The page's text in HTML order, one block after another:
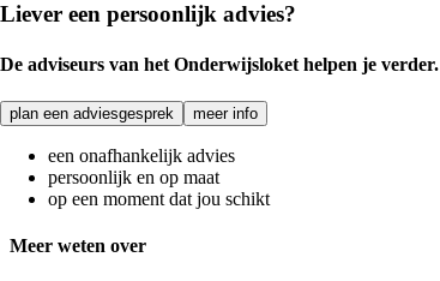
Liever een persoonlijk advies?
De adviseurs van het Onderwijsloket helpen je verder.
plan een adviesgesprek meer info
een onafhankelijk advies
persoonlijk en op maat
op een moment dat jou schikt
Meer weten over